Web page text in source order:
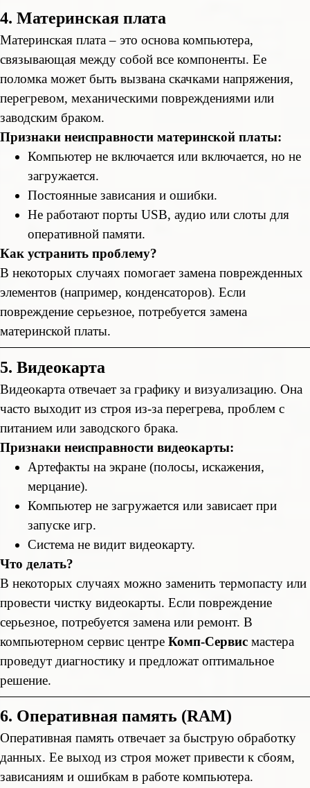
4. Материнская плата
Материнская плата – это основа компьютера,
связывающая между собой все компоненты. Ее
поломка может быть вызвана скачками напряжения,
перегревом, механическими повреждениями или
заводским браком.
Признаки неисправности материнской платы:
Компьютер не включается или включается, но не
загружается.
Постоянные зависания и ошибки.
Не работают порты USB, аудио или слоты для
оперативной памяти.
Как устранить проблему?
В некоторых случаях помогает замена поврежденных
элементов (например, конденсаторов). Если
повреждение серьезное, потребуется замена
материнской платы.
5. Видеокарта
Видеокарта отвечает за графику и визуализацию. Она
часто выходит из строя из-за перегрева, проблем с
питанием или заводского брака.
Признаки неисправности видеокарты:
Артефакты на экране (полосы, искажения,
мерцание).
Компьютер не загружается или зависает при
запуске игр.
Система не видит видеокарту.
Что делать?
В некоторых случаях можно заменить термопасту или
провести чистку видеокарты. Если повреждение
серьезное, потребуется замена или ремонт. В
компьютерном сервис центре Комп-Сервис мастера
проведут диагностику и предложат оптимальное
решение.
6. Оперативная память (RAM)
Оперативная память отвечает за быструю обработку
данных. Ее выход из строя может привести к сбоям,
зависаниям и ошибкам в работе компьютера.